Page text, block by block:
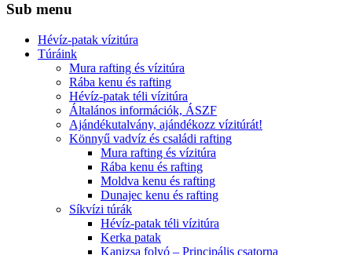
Sub menu
Hévíz-patak vízitúra
Túráink
Mura rafting és vízitúra
Rába kenu és rafting
Hévíz-patak téli vízitúra
Általános információk, ÁSZF
Ajándékutalvány, ajándékozz vízitúrát!
Könnyű vadvíz és családi rafting
Mura rafting és vízitúra
Rába kenu és rafting
Moldva kenu és rafting
Dunajec kenu és rafting
Síkvízi túrák
Hévíz-patak téli vízitúra
Kerka patak
Kanizsa folyó – Principális csatorna